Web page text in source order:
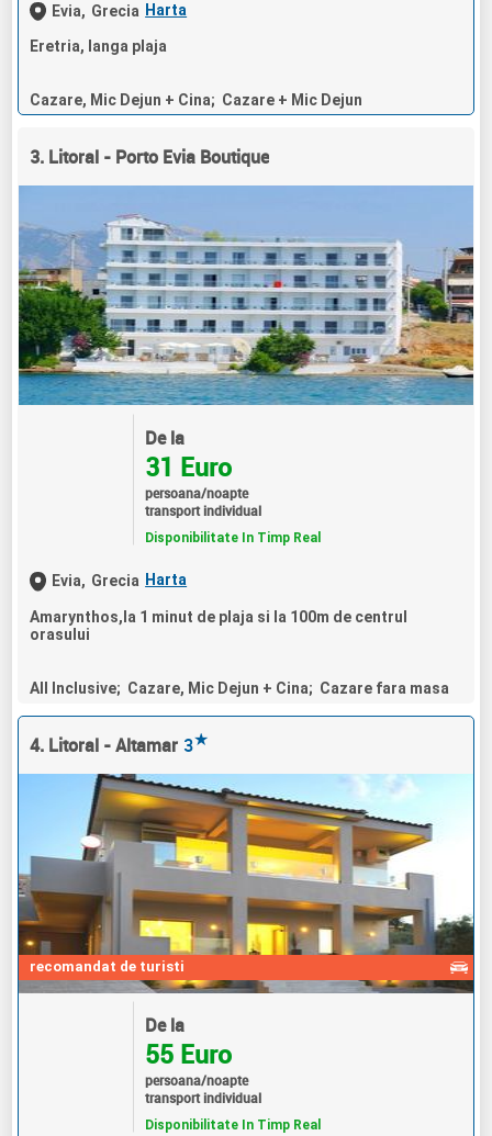
Evia, Grecia Harta
Eretria, langa plaja
Cazare, Mic Dejun + Cina; Cazare + Mic Dejun
3. Litoral - Porto Evia Boutique
De la
31 Euro
persoana/noapte
transport individual
Disponibilitate In Timp Real
Evia, Grecia Harta
Amarynthos,la 1 minut de plaja si la 100m de centrul
orasului
All Inclusive; Cazare, Mic Dejun + Cina; Cazare fara masa
4. Litoral - Altamar 3★
recomandat de turisti
De la
55 Euro
persoana/noapte
transport individual
Disponibilitate In Timp Real